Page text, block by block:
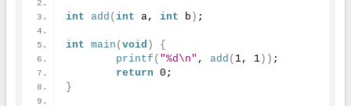
int add (int a, int b ) ;
int main (void )
{
printf ( "%d\n" , add ( 1, 1) ) ;
return 0 ;
}